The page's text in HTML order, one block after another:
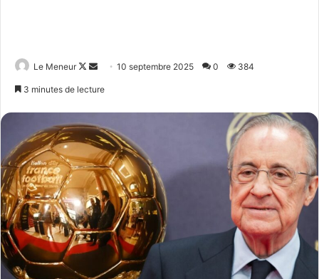
Le Meneur
Follow
Envoyer10 septembre 2025 0 384
3 minutes de lecture